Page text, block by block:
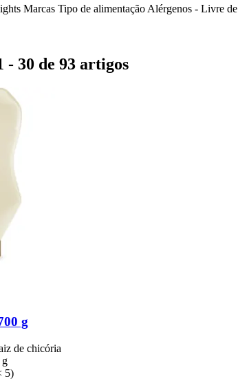
Marcas Tipo de alimentação Alérgenos - Livre de
30 de 93 artigos
g
de chicória
g
5)